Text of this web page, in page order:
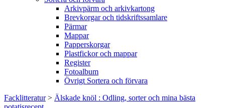
Arkivpärm och arkivkartong
Brevkorgar och tidskriftssamlare
Pärmar
Mappar
Papperskorgar
Plastfickor och mappar
Register
Fotoalbum
Övrigt Sortera och förvara
Facklitteratur> Älskade knöl : Odling, sorter och mina bästa